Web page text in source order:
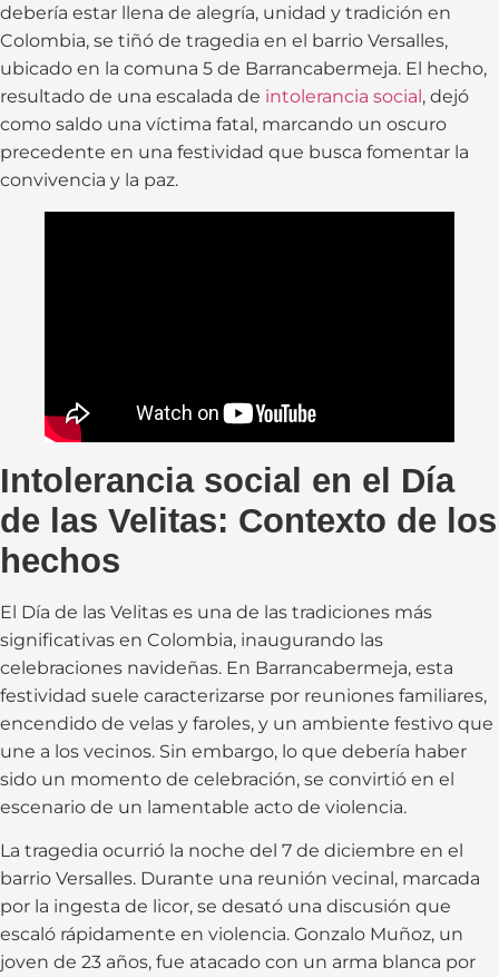
debería estar llena de alegría, unidad y tradición en
Colombia, se tiñó de tragedia en el barrio Versalles,
ubicado en la comuna 5 de Barrancabermeja. El hecho,
resultado de una escalada de intolerancia social, dejó
como saldo una víctima fatal, marcando un oscuro
precedente en una festividad que busca fomentar la
convivencia y la paz.
Intolerancia social en el Día
de las Velitas: Contexto de los
hechos
El Día de las Velitas es una de las tradiciones más
significativas en Colombia, inaugurando las
celebraciones navideñas. En Barrancabermeja, esta
festividad suele caracterizarse por reuniones familiares,
encendido de velas y faroles, y un ambiente festivo que
une a los vecinos. Sin embargo, lo que debería haber
sido un momento de celebración, se convirtió en el
escenario de un lamentable acto de violencia.
La tragedia ocurrió la noche del 7 de diciembre en el
barrio Versalles. Durante una reunión vecinal, marcada
por la ingesta de licor, se desató una discusión que
escaló rápidamente en violencia. Gonzalo Muñoz, un
joven de 23 años, fue atacado con un arma blanca por